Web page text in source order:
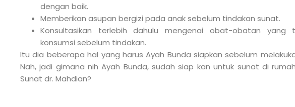
dengan baik.
Memberikan asupan bergizi pada anak sebelum tindakan sunat.
Konsultasikan terlebih dahulu mengenai obat-obatan yang
konsumsi sebelum tindakan.
Itu dia beberapa hal yang harus Ayah Bunda siapkan sebelum
Nah, jadi gimana nih Ayah Bunda, sudah siap kan untuk sunat di
Sunat dr. Mahdian?